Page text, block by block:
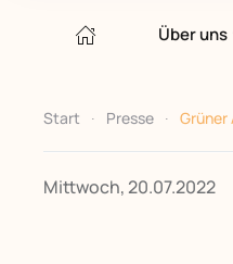
Über uns
Start Presse Grüner
Mittwoch, 20.07.2022